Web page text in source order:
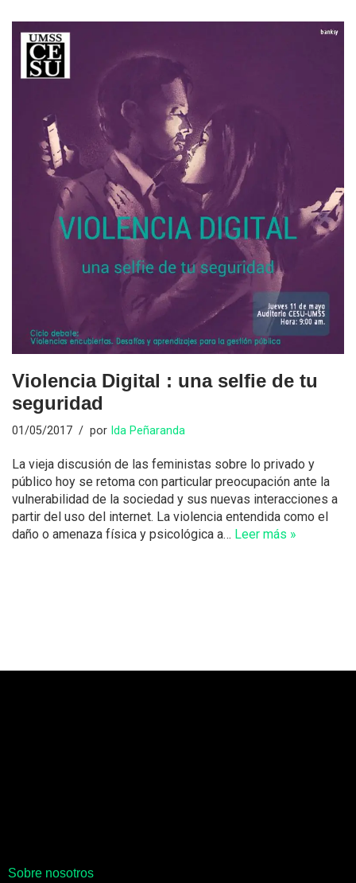
Violencia Digital : una selfie de tu
seguridad
01/05/2017 por Ida Peñaranda
La vieja discusión de las feministas sobre lo privado y
público hoy se retoma con particular preocupación ante la
vulnerabilidad de la sociedad y sus nuevas interacciones a
partir del uso del internet. La violencia entendida como el
daño o amenaza física y psicológica a… Leer más »
Sobre nosotros